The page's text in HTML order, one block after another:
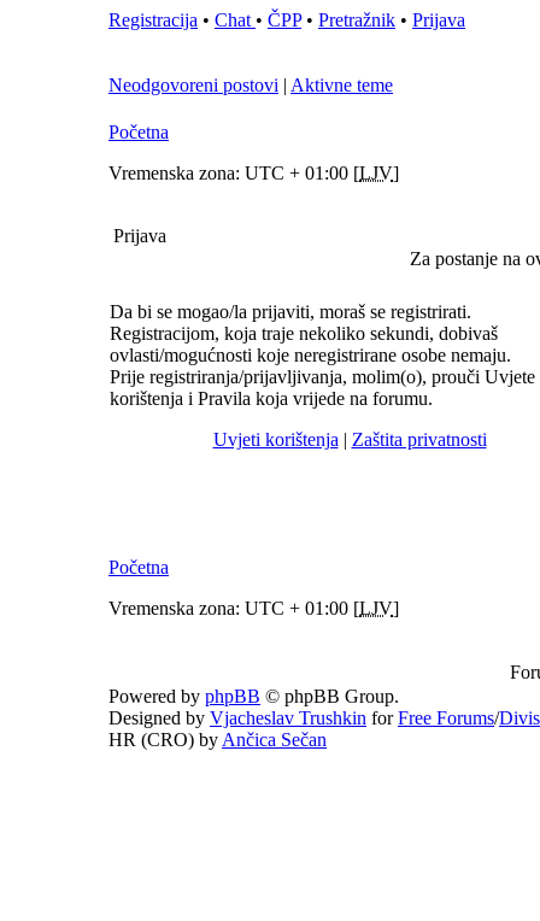
Registracija • Chat • ČPP• Pretražnik • Prijava
Neodgovoreni postovi | Aktivne teme
Početna
Vremenska zona: UTC + 01:00 [LJV]
Prijava
Za postanje na
Da bi se mogao/la prijaviti, moraš se registrirati.
Registracijom, koja traje nekoliko sekundi, dobivaš
ovlasti/mogućnosti koje neregistrirane osobe nemaju.
Prije registriranja/prijavljivanja, molim(o), prouči Uvjete
korištenja i Pravila koja vrijede na forumu.
Uvjeti korištenja | Zaštita privatnosti
Početna
Vremenska zona: UTC + 01:00 [LJV]
Powered by phpBB © phpBB Group.
Designed by Vjacheslav Trushkin forFree Forums/
HR (CRO) by Ančica Sečan